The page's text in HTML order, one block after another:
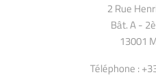
2 Rue
Bât. A -
13001
Téléphone :